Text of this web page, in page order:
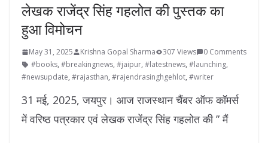
लेखक राजेंद्र सिंह गहलोत की पुस्तक का
हुआ विमोचन
May 31, 2025 Krishna Gopal Sharma 307 Views
0 Comments
#books, #breakingnews, #jaipur, #latestnews, #launching,
#newsupdate, #rajasthan, #rajendrasinghgehlot, #writer
31 मई, 2025, जयपुर। आज राजस्थान चैंबर ऑफ कॉमर्स
में वरिष्ठ पत्रकार एवं लेखक राजेंद्र सिंह गहलोत की ” मैं